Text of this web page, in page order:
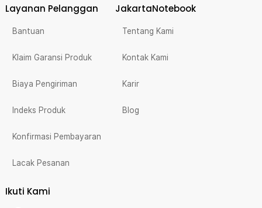
Layanan Pelanggan
Bantuan
Klaim Garansi Produk
Biaya Pengiriman
Indeks Produk
Konfirmasi Pembayaran
Lacak Pesanan
JakartaNotebook
Tentang Kami
Kontak Kami
Karir
Blog
Ikuti Kami